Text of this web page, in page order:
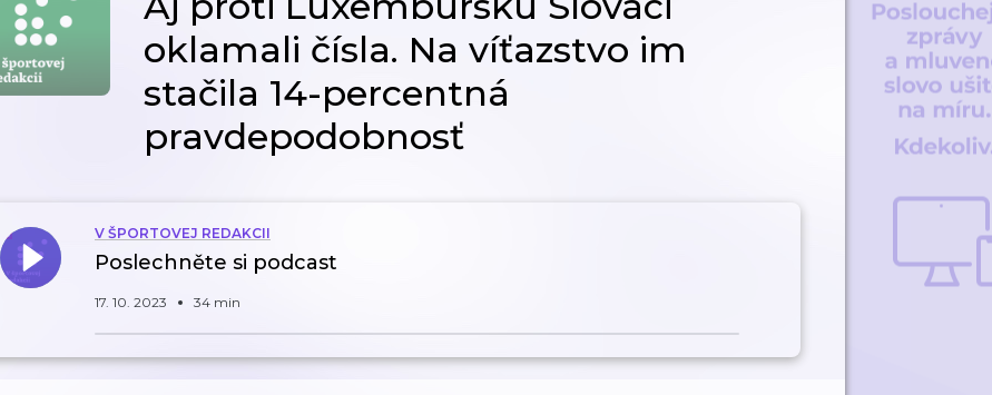
oklamali čísla. Na víťazstvo im
stačila 14-percentná
pravdepodobnosť
V ŠPORTOVEJ REDAKCII
Poslechněte si podcast
17. 10. 2023 34 min